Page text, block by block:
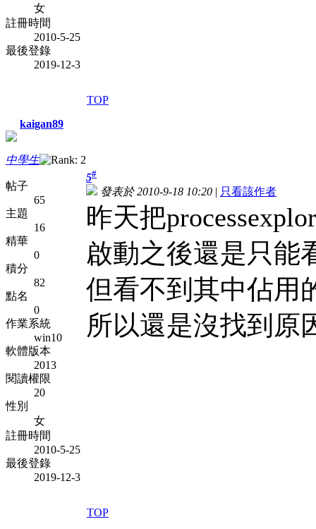
女
註冊時間
2010-5-25
最後登錄
2019-12-3
TOP
kaigan89
中學生
帖子
65
主題
16
精華
0
積分
82
點名
0
作業系統
win10
軟體版本
2013
閱讀權限
20
性別
女
註冊時間
2010-5-25
最後登錄
2019-12-3
5#
發表於 2010-9-18 10:20 | 只看該作者
昨天把
啟動之後還是只能
但看不到其中佔用
所以還是沒找到原
TOP